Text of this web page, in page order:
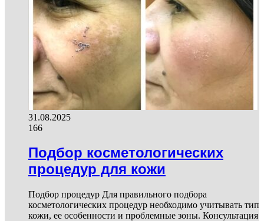
31.08.2025
166
Подбор косметологических
процедур для кожи
Подбор процедур Для правильного подбора
косметологических процедур необходимо учитывать тип
кожи, ее особенности и проблемные зоны. Консультация